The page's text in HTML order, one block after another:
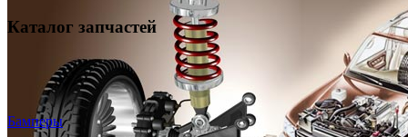
Каталог запчастей
Бамперы